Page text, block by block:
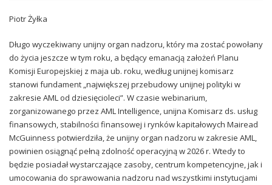
Piotr Żyłka
Długo wyczekiwany unijny organ nadzoru, który ma zostać powołany
do życia jeszcze w tym roku, a będący emanacją założeń Planu
Komisji Europejskiej z maja ub. roku, według unijnej komisarz
stanowi fundament „największej przebudowy unijnej polityki w
zakresie AML od dziesięcioleci”. W czasie webinarium,
zorganizowanego przez AML Intelligence, unijna Komisarz ds. usług
finansowych, stabilności finansowej i rynków kapitałowych Mairead
McGuinness potwierdziła, że unijny organ nadzoru w zakresie AML,
powinien osiągnąć pełną zdolność operacyjną w 2026 r. Wtedy to
będzie posiadał wystarczające zasoby, centrum kompetencyjne, jak i
umocowania do sprawowania nadzoru nad wszystkimi instytucjami